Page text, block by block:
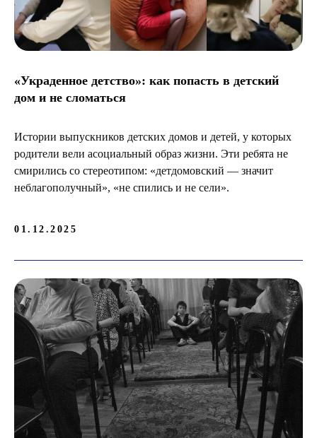
«Украденное детство»: как попасть в детский
дом и не сломаться
Истории выпускников детских домов и детей, у которых
родители вели асоциальный образ жизни. Эти ребята не
смирились со стереотипом: «детдомовский — значит
неблагополучный», «не спились и не сели».
01.12.2025